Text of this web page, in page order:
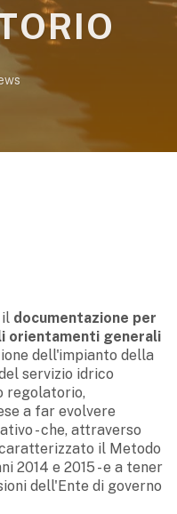
il documentazione per
orientamenti generali
dell'impianto della
servizio idrico
regolatorio,
a far evolvere
- che, attraverso
il Metodo
2014 e 2015 - e a tener
dell'Ente di governo